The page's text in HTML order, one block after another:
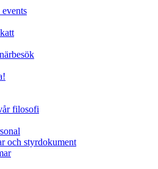
filosofi
och styrdokument